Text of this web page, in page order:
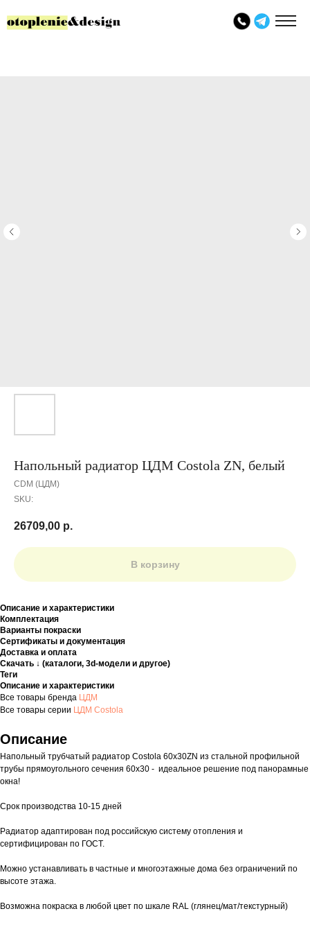
Напольный радиатор ЦДМ Costola ZN, белый
CDM (ЦДМ)
SKU:
26709,00 р.
В корзину
Описание и характеристики
Комплектация
Варианты покраски
Сертификаты и документация
Доставка и оплата
Скачать ↓ (каталоги, 3d-модели и другое)
Теги
Описание и характеристики
Все товары бренда ЦДМ
Все товары серии ЦДМ Costola
Описание
Напольный трубчатый радиатор Costola 60х30ZN из стальной профильной
трубы прямоугольного сечения 60х30 - идеальное решение под панорамные
окна!
Срок производства 10-15 дней
Радиатор адаптирован под российскую систему отопления и
сертифицирован по ГОСТ.
Можно устанавливать в частные и многоэтажные дома без ограничений по
высоте этажа.
Возможна покраска в любой цвет по шкале RAL (глянец/мат/текстурный)